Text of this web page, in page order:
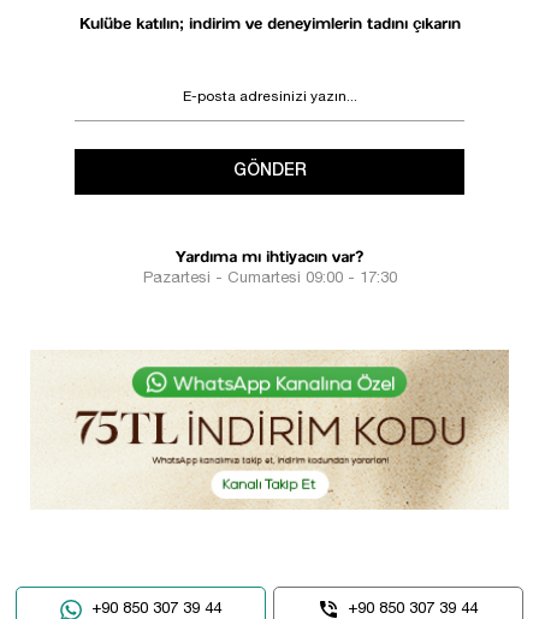
Kulübe katılın; indirim ve deneyimlerin tadını çıkarın
GÖNDER
Yardıma mı ihtiyacın var?
Pazartesi - Cumartesi 09:00 - 17:30
+90 850 307 39 44 +90 850 307 39 44